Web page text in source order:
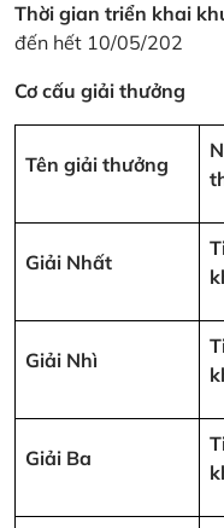
Thời gian triển khai
đến hết 10/05/202
Cơ cấu giải thưởng
Tên giải thưởng
Giải Nhất
Giải Nhì
Giải Ba